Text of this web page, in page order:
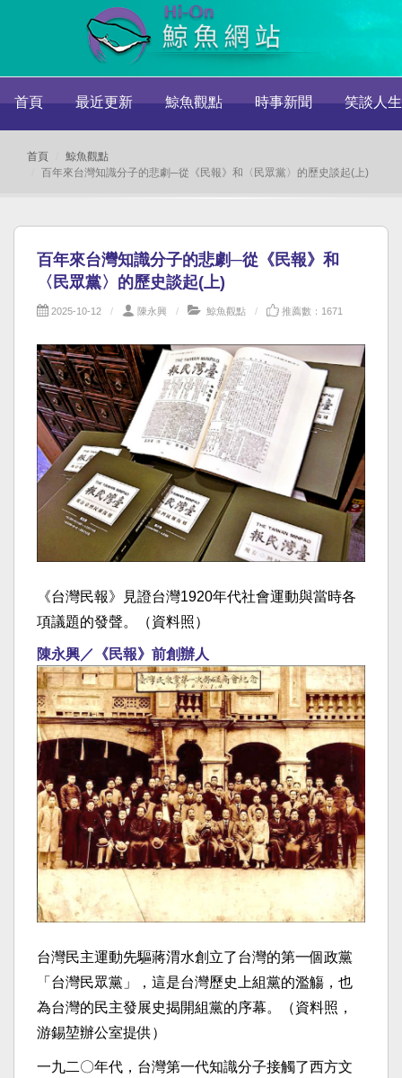
首頁 最近更新 鯨魚觀點 時事新聞 笑談人生
首頁
鯨魚觀點
百年來台灣知識分子的悲劇─從《民報》和〈民眾黨〉的歷史談起(上)
百年來台灣知識分子的悲劇─從《民報》和
〈民眾黨〉的歷史談起(上)
2025-10-12 陳永興 鯨魚觀點 推薦數：1671
《台灣民報》見證台灣1920年代社會運動與當時各
項議題的發聲。（資料照）
陳永興／《民報》前創辦人
台灣民主運動先驅蔣渭水創立了台灣的第一個政黨
「台灣民眾黨」，這是台灣歷史上組黨的濫觴，也
為台灣的民主發展史揭開組黨的序幕。（資料照，
游錫堃辦公室提供）
一九二〇年代，台灣第一代知識分子接觸了西方文